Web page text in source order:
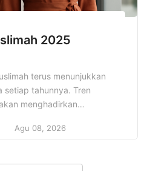
2025
terus menunjukkan
setiap tahunnya. Tren
menghadirkan
muslimah kini bisa
Agu 08, 2026